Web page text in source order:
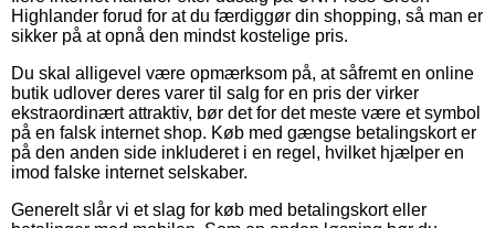
Highlander forud for at du færdiggør din shopping, så man er
sikker på at opnå den mindst kostelige pris.
Du skal alligevel være opmærksom på, at såfremt en online
butik udlover deres varer til salg for en pris der virker
ekstraordinært attraktiv, bør det for det meste være et symbol
på en falsk internet shop. Køb med gængse betalingskort er
på den anden side inkluderet i en regel, hvilket hjælper en
imod falske internet selskaber.
Generelt slår vi et slag for køb med betalingskort eller